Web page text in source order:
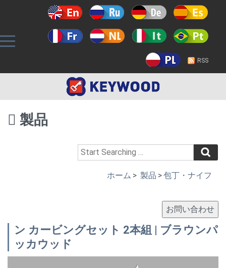
RSS
製品
ホーム > 製品 >包丁・ナイフ
ン カービングセット 2本組 | ブラウンパ
ッカウッド